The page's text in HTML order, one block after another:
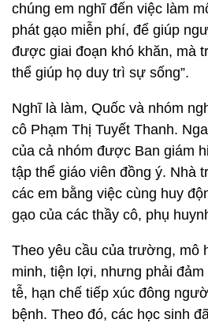
chúng em nghĩ đến việc làm
phát gạo miễn phí, để giúp
được giai đoạn khó khăn, mà
thể giúp họ duy trì sự sống”.
Nghĩ là làm, Quốc và nhóm
cô Phạm Thị Tuyết Thanh.
của cả nhóm được Ban giám
tập thể giáo viên đồng ý. Nhà
các em bằng việc cùng huy
gạo của các thầy cô, phụ
Theo yêu cầu của trường, mô
minh, tiện lợi, nhưng phải đảm
tễ, hạn chế tiếp xúc đông
bệnh. Theo đó, các học sinh